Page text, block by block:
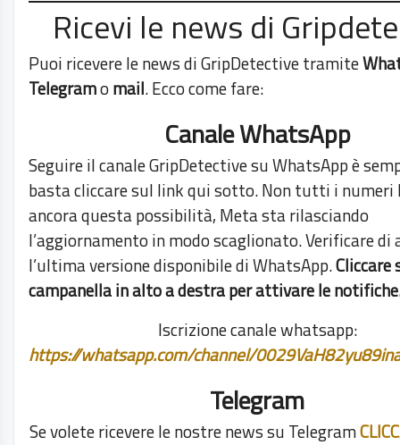
Ricevi le news di
Puoi ricevere le news di GripDetective tramite
Telegramomail. Ecco come fare:
Canale WhatsApp
Seguire il canale GripDetective su WhatsApp è
basta cliccare sul link qui sotto. Non tutti i numeri
ancora questa possibilità, Meta sta rilasciando
l’aggiornamento in modo scaglionato. Verificare di
l’ultima versione disponibile di WhatsApp.Cliccare
campanella in alto a destra per attivare le
Iscrizione canale whatsapp:
https://whatsapp.com/channel/
Telegram
Se volete ricevere le nostre news su Telegram